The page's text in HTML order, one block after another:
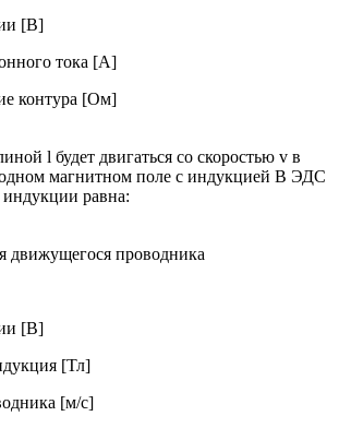
[В]
тока [А]
контура [Ом]
l будет двигаться со скоростью ​v​ в
магнитном поле с индукцией ​B​ ЭДС
равна:
проводника
[В]
[Тл]
[м/с]